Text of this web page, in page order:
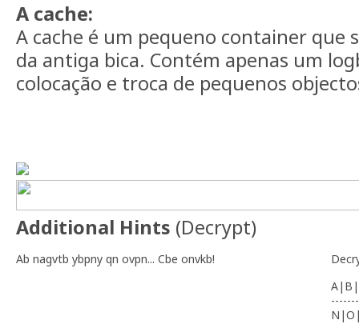
A cache:
A cache é um pequeno container que
da antiga bica. Contém apenas um
colocação e troca de pequenos
Additional Hints (Decrypt)
Ab nagvtb ybpny qn ovpn... Cbe onvkb!